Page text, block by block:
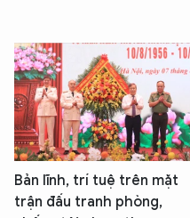
Bản lĩnh, trí tuệ trên mặt
trận đấu tranh phòng,